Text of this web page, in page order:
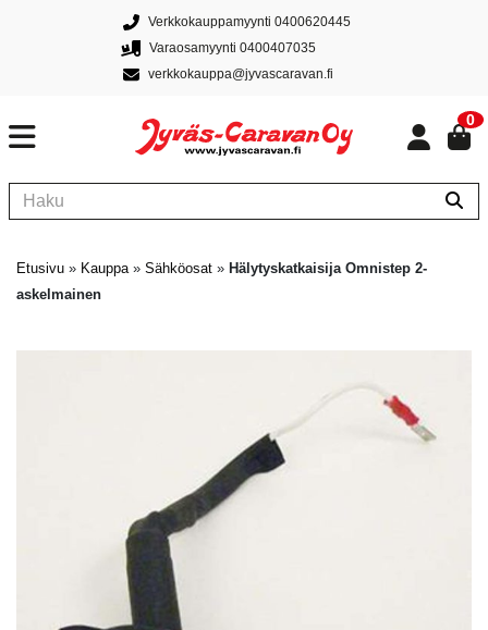
Verkkokauppamyynti 0400620445
Varaosamyynti 0400407035
verkkokauppa@jyvascaravan.fi
0
Etusivu » Kauppa» Sähköosat » Hälytyskatkaisija Omnistep 2-
askelmainen